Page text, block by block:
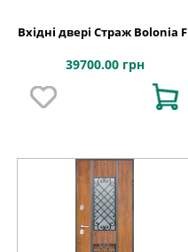
Вхідні двері Страж Bolonia F
39700.00 грн